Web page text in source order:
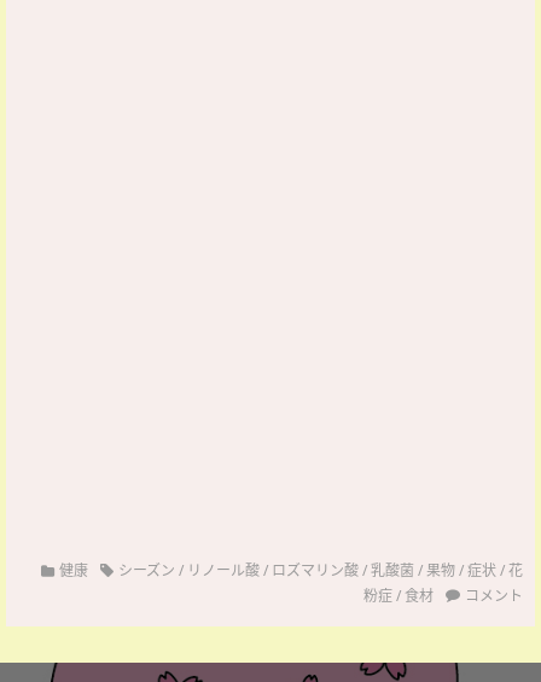
健康 シーズン / リノール酸/ ロズマリン酸/乳酸菌 / 果物/症状/花
粉症/食材 コメント